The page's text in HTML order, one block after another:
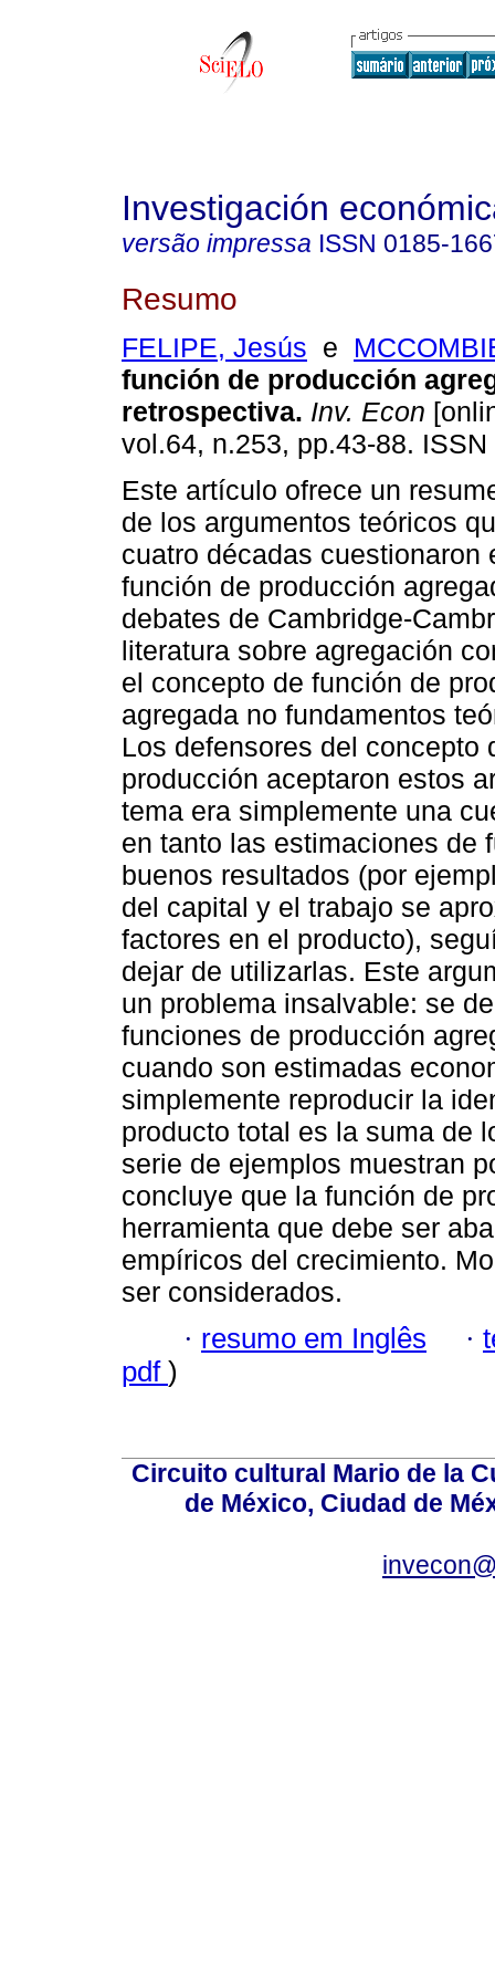
Investigación
versão impressa ISSN 0185-
Resumo
FELIPE, Jesús e
función de producción
retrospectiva. Inv. Econ
vol.64, n.253, pp.43-88.
Este artículo ofrece un
de los argumentos teóricos
cuatro décadas cuestionaron
función de producción
debates de Cambridge-
literatura sobre agregación
el concepto de función de
agregada no fundamentos
Los defensores del concepto
producción aceptaron estos
tema era simplemente una
en tanto las estimaciones de
buenos resultados (por
del capital y el trabajo se
factores en el producto),
dejar de utilizarlas. Este
un problema insalvable: se
funciones de producción
cuando son estimadas
simplemente reproducir la
producto total es la suma de
serie de ejemplos muestran
concluye que la función de
herramienta que debe ser
empíricos del crecimiento.
ser considerados.
· resumo em Inglês ·
pdf )
Circuito cultural Mario de la
de México, Ciudad de